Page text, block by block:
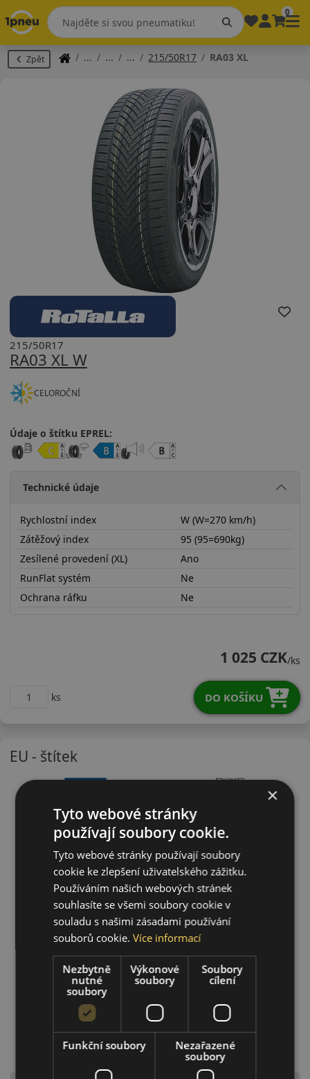
0
Zpět 215/50R17 RA03 XL
RA03 XL W
215/50R17
CELOROČNÍ
Údaje o štítku EPREL:
Technické údaje
Rychlostní index
W (W=270 km/h)
Zátěžový index
95 (95=690kg)
Zesílené provedení (XL)
Ano
RunFlat systém
Ne
Ochrana ráfku
Ne
1 025 CZK/ks
ks DO KOŠÍKU
EU - štítek
×
Tyto webové stránky
používají soubory cookie.
Tyto webové stránky používají soubory
cookie ke zlepšení uživatelského zážitku.
Používáním našich webových stránek
souhlasíte se všemi soubory cookie v
souladu s našimi zásadami používání
souborů cookie.Více informací
Nezbytně
nutné
soubory
Výkonové
soubory
Soubory
cílení
Funkční soubory
Nezařazené
soubory